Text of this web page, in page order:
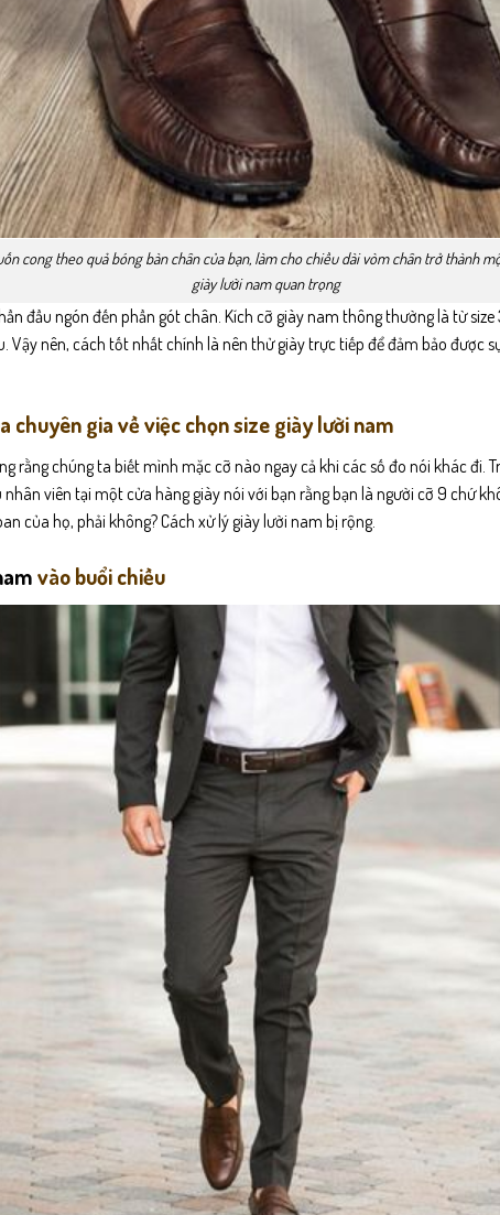
cong theo quả bóng bàn chân của bạn, làm cho chiều dài vòm chân trở thành
giày lười nam quan trọng
đầu ngón đến phần gót chân. Kích cỡ giày nam thông thường là từ
Vậy nên, cách tốt nhất chính là nên thử giày trực tiếp để đảm bảo được
chuyên gia về việc chọn size giày lười nam
rằng chúng ta biết mình mặc cỡ nào ngay cả khi các số đo nói khác đi.
viên tại một cửa hàng giày nói với bạn rằng bạn là người cỡ 9 chứ
của họ, phải không? Cách xử lý giày lười nam bị rộng.
vào buổi chiều